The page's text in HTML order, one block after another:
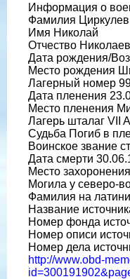
Информация о
Фамилия Циркулев
Имя Николай
Отчество
Дата рождения/
Место рождения
Лагерный номер
Дата пленения
Место пленения
Лагерь шталаг VII A
Судьба Погиб в
Воинское звание
Дата смерти
Место
Могила у северо-
Фамилия на
Название
Номер фонда
Номер описи
Номер дела
http://www.obd-